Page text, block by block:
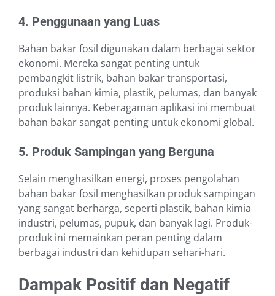
4. Penggunaan yang Luas
Bahan bakar fosil digunakan dalam berbagai sektor
ekonomi. Mereka sangat penting untuk
pembangkit listrik, bahan bakar transportasi,
produksi bahan kimia, plastik, pelumas, dan banyak
produk lainnya. Keberagaman aplikasi ini membuat
bahan bakar sangat penting untuk ekonomi global.
5. Produk Sampingan yang Berguna
Selain menghasilkan energi, proses pengolahan
bahan bakar fosil menghasilkan produk sampingan
yang sangat berharga, seperti plastik, bahan kimia
industri, pelumas, pupuk, dan banyak lagi. Produk-
produk ini memainkan peran penting dalam
berbagai industri dan kehidupan sehari-hari.
Dampak Positif dan Negatif